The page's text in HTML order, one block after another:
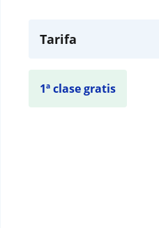
Tarifa
1ª clase gratis